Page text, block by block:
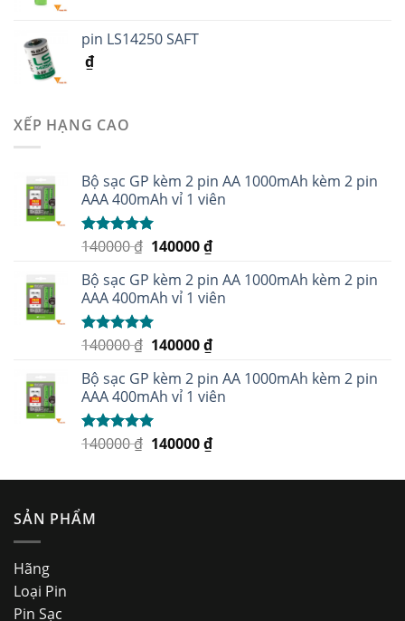
pin LS14250 SAFT
₫
XẾP HẠNG CAO
Bộ sạc GP kèm 2 pin AA 1000mAh kèm 2 pin
AAA 400mAh vỉ 1 viên
Được xếp
sao
140000₫ 140000₫
Bộ sạc GP kèm 2 pin AA 1000mAh kèm 2 pin
AAA 400mAh vỉ 1 viên
Được xếp
sao
140000₫ 140000₫
Bộ sạc GP kèm 2 pin AA 1000mAh kèm 2 pin
AAA 400mAh vỉ 1 viên
Được xếp
140000₫ 140000₫
SẢN PHẨM
Hãng
Loại Pin
Pin Sạc